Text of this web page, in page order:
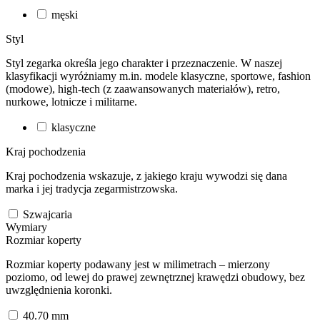
męski
Styl
Styl zegarka określa jego charakter i przeznaczenie. W naszej
klasyfikacji wyróżniamy m.in. modele klasyczne, sportowe, fashion
(modowe), high-tech (z zaawansowanych materiałów), retro,
nurkowe, lotnicze i militarne.
klasyczne
Kraj pochodzenia
Kraj pochodzenia wskazuje, z jakiego kraju wywodzi się dana
marka i jej tradycja zegarmistrzowska.
Szwajcaria
Wymiary
Rozmiar koperty
Rozmiar koperty podawany jest w milimetrach – mierzony
poziomo, od lewej do prawej zewnętrznej krawędzi obudowy, bez
uwzględnienia koronki.
40.70 mm